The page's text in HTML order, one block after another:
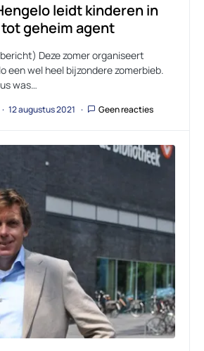
leidt kinderen in
geheim agent
Deze zomer organiseert
een wel heel bijzondere zomerbieb.
was…
12 augustus 2021 Geen reacties